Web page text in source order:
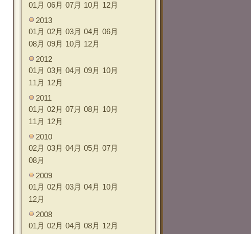
01月 06月 07月 10月 12月
2013
01月 02月 03月 04月 06月
08月 09月 10月 12月
2012
01月 03月 04月 09月 10月
11月 12月
2011
01月 02月 07月 08月 10月
11月 12月
2010
02月 03月 04月 05月 07月
08月
2009
01月 02月 03月 04月 10月
12月
2008
01月 02月 04月 08月 12月